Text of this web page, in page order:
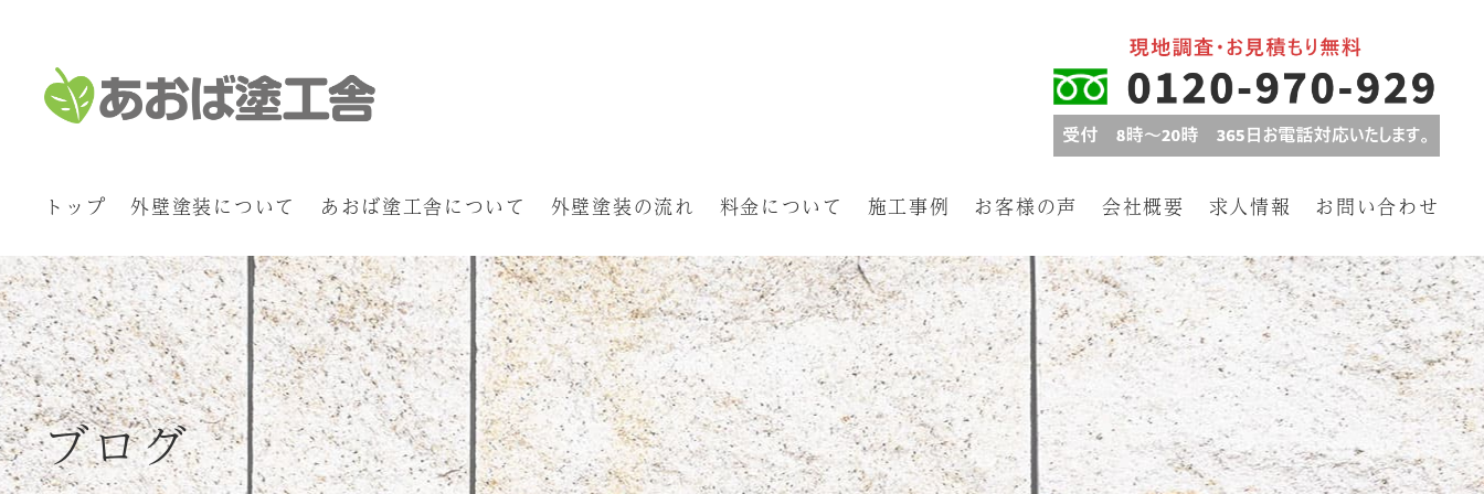
トップ 外壁塗装について あおば塗工舎について 外壁塗装の流れ 料金について 施工事例 お客様の声 会社概要 求人情報 お問い合わせ
ブログ